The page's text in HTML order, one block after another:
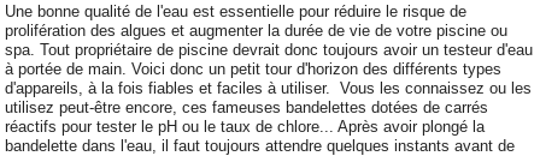
Une bonne qualité de l'eau est essentielle pour réduire le risque de
prolifération des algues et augmenter la durée de vie de votre piscine ou
spa. Tout propriétaire de piscine devrait donc toujours avoir un testeur d'eau
à portée de main. Voici donc un petit tour d'horizon des différents types
d'appareils, à la fois fiables et faciles à utiliser.Vous les connaissez ou les
utilisez peut-être encore, ces fameuses bandelettes dotées de carrés
réactifs pour tester le pH ou le taux de chlore... Après avoir plongé la
bandelette dans l'eau, il faut toujours attendre quelques instants avant de